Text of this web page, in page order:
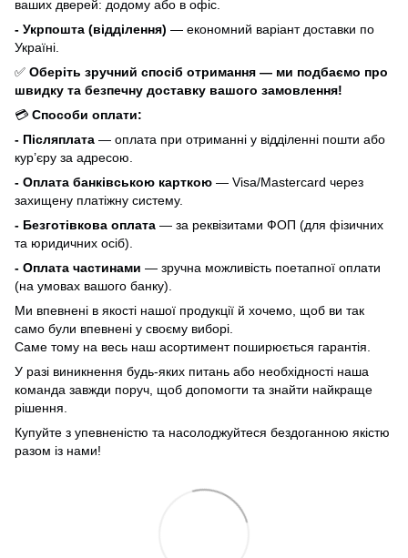
ваших дверей: додому або в офіс.
- Укрпошта (відділення) — економний варіант доставки по
Україні.
✅ Оберіть зручний спосіб отримання — ми подбаємо про
швидку та безпечну доставку вашого замовлення!
💳 Способи оплати:
- Післяплата — оплата при отриманні у відділенні пошти або
кур’єру за адресою.
- Оплата банківською карткою — Visa/Mastercard через
захищену платіжну систему.
- Безготівкова оплата — за реквізитами ФОП (для фізичних
та юридичних осіб).
- Оплата частинами — зручна можливість поетапної оплати
(на умовах вашого банку).
Ми впевнені в якості нашої продукції й хочемо, щоб ви так
само були впевнені у своєму виборі.
Саме тому на весь наш асортимент поширюється гарантія.
У разі виникнення будь-яких питань або необхідності наша
команда завжди поруч, щоб допомогти та знайти найкраще
рішення.
Купуйте з упевненістю та насолоджуйтеся бездоганною якістю
разом із нами!